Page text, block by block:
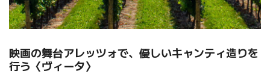
映画の舞台アレッツォで、優しいキャンティ造りを
行う〈ヴィータ〉